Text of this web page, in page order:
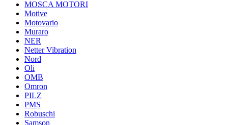
MOSCA MOTORI
Motive
Motovario
Muraro
NER
Netter Vibration
Nord
Oli
OMB
Omron
PILZ
PMS
Robuschi
Samson